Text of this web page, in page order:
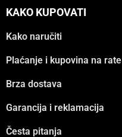
KAKO KUPOVATI
Kako naručiti
Plaćanje i kupovina na rate
Brza dostava
Garancija i reklamacija
Česta pitanja